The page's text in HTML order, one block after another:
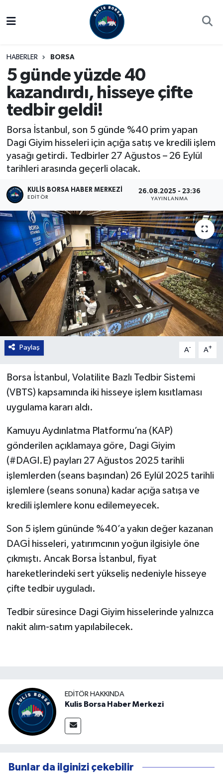
HABERLER BORSA
5 günde yüzde 40
kazandırdı, hisseye çifte
tedbir geldi!
Borsa İstanbul, son 5 günde %40 prim yapan
Dagi Giyim hisseleri için açığa satış ve kredili işlem
yasağı getirdi. Tedbirler 27 Ağustos – 26 Eylül
tarihleri arasında geçerli olacak.
KULIS BORSA HABER MERKEZI
EDITÖR
26.08.2025 - 23:36
YAYINLANMA
Paylaş A- A+
Borsa İstanbul, Volatilite Bazlı Tedbir Sistemi
(VBTS) kapsamında iki hisseye işlem kısıtlaması
uygulama kararı aldı.
Kamuyu Aydınlatma Platformu’na (KAP)
gönderilen açıklamaya göre, Dagi Giyim
(#DAGI.E) payları 27 Ağustos 2025 tarihli
işlemlerden (seans başından) 26 Eylül 2025 tarihli
işlemlere (seans sonuna) kadar açığa satışa ve
kredili işlemlere konu edilemeyecek.
Son 5 işlem gününde %40’a yakın değer kazanan
DAGİ hisseleri, yatırımcının yoğun ilgisiyle öne
çıkmıştı. Ancak Borsa İstanbul, fiyat
hareketlerindeki sert yükseliş nedeniyle hisseye
çifte tedbir uyguladı.
Tedbir süresince Dagi Giyim hisselerinde yalnızca
nakit alım-satım yapılabilecek.
EDITÖR HAKKINDA
Kulis Borsa Haber Merkezi
Bunlar da ilginizi çekebilir
Kulis Haber
Halka Arzlar
Ekonomi
Süper Lig Puan Durumu ve Fikstür
Tüm Manşetler
Son Dakika Haberleri
Haber Arşivi